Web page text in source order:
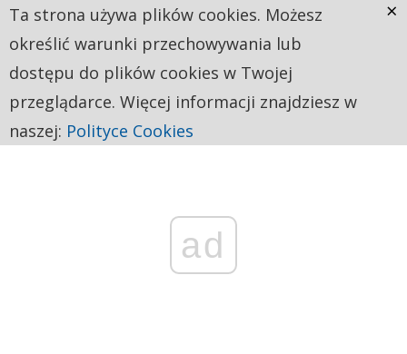
ad
Ta strona używa plików cookies. Możesz
określić warunki przechowywania lub
dostępu do plików cookies w Twojej
przeglądarce. Więcej informacji znajdziesz w
naszej: Polityce Cookies
×